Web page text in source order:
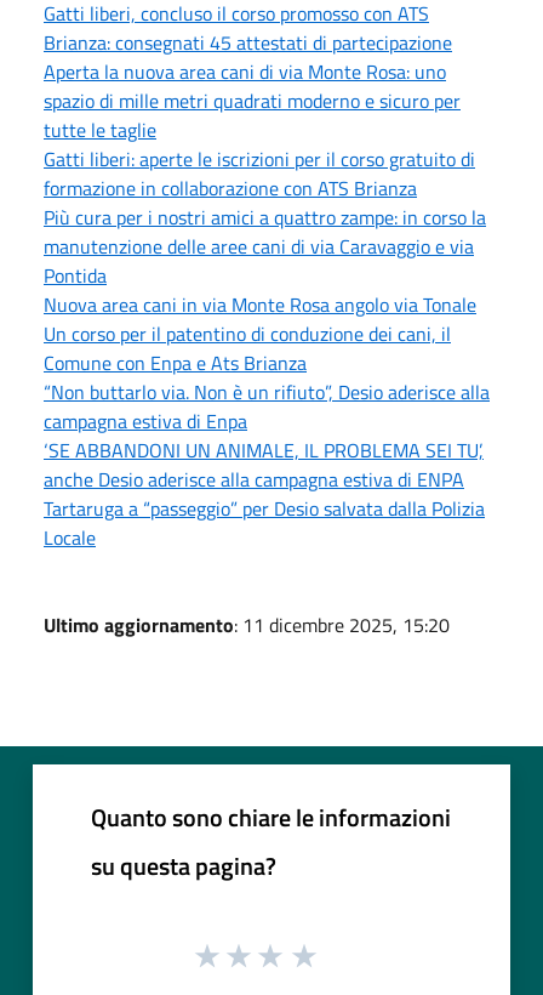
Gatti liberi, concluso il corso promosso con ATS
Brianza: consegnati 45 attestati di partecipazione
Aperta la nuova area cani di via Monte Rosa: uno
spazio di mille metri quadrati moderno e sicuro per
tutte le taglie
Gatti liberi: aperte le iscrizioni per il corso gratuito di
formazione in collaborazione con ATS Brianza
Più cura per i nostri amici a quattro zampe: in corso la
manutenzione delle aree cani di via Caravaggio e via
Pontida
Nuova area cani in via Monte Rosa angolo via Tonale
Un corso per il patentino di conduzione dei cani, il
Comune con Enpa e Ats Brianza
“Non buttarlo via. Non è un rifiuto”, Desio aderisce alla
campagna estiva di Enpa
‘SE ABBANDONI UN ANIMALE, IL PROBLEMA SEI TU’,
anche Desio aderisce alla campagna estiva di ENPA
Tartaruga a “passeggio” per Desio salvata dalla Polizia
Locale
Ultimo aggiornamento: 11 dicembre 2025, 15:20
Quanto sono chiare le informazioni
su questa pagina?